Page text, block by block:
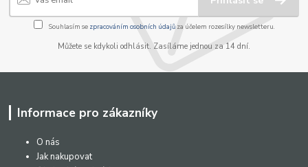
Souhlasím se zpracováním osobních údajůza účelem rozesílky newsletteru.
Můžete se kdykoli odhlásit. Zasíláme jednou za 14 dní.
Informace pro zákazníky
O nás
Jak nakupovat